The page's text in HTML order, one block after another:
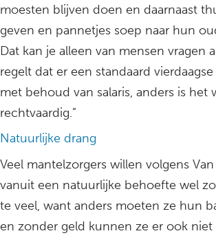
moesten blijven doen en daarnaast
geven en pannetjes soep naar hun
Dat kan je alleen van mensen vragen
regelt dat er een standaard
met behoud van salaris, anders is het
rechtvaardig.”
Natuurlijke drang
Veel mantelzorgers willen volgens
vanuit een natuurlijke behoefte wel
te veel, want anders moeten ze hun
en zonder geld kunnen ze er ook